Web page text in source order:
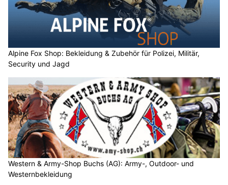
Alpine Fox Shop: Bekleidung & Zubehör für Polizei, Militär,
Security und Jagd
Western & Army-Shop Buchs (AG): Army-, Outdoor- und
Westernbekleidung